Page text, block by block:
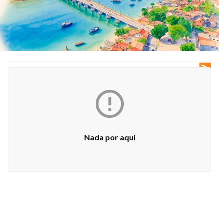


Nada por aqui